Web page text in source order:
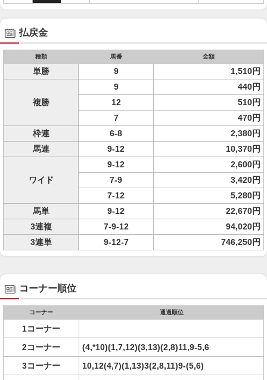
払戻金
種類 馬番 金額
単勝 9 1,510円
複勝
9
440円
12
510円
7
470円
枠連
6-8
2,380円
馬連
9-12 10,370円
ワイド
9-12
2,600円
7-9
3,420円
7-12
5,280円
馬単
9-12
22,670円
3連複
7-9-12
94,020円
3連単
9-12-7 746,250円
コーナー順位
コーナー 通過順位
1コーナー
2コーナー
(4,*10)(1,7,12)(3,13)(2,8)11,9-5,6
3コーナー
10,12(4,7)(1,13)3(2,8,11)9-(5,6)